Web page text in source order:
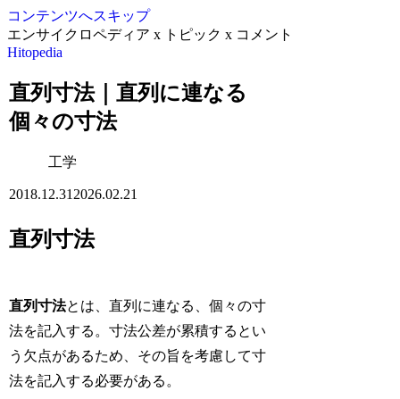
コンテンツへスキップ
エンサイクロペディア x トピック x コメント
Hitopedia
直列寸法｜直列に連なる
個々の寸法
工学
2018.12.31 2026.02.21
直列寸法
直列寸法とは、直列に連なる、個々の寸
法を記入する。寸法公差が累積するとい
う欠点があるため、その旨を考慮して寸
法を記入する必要がある。